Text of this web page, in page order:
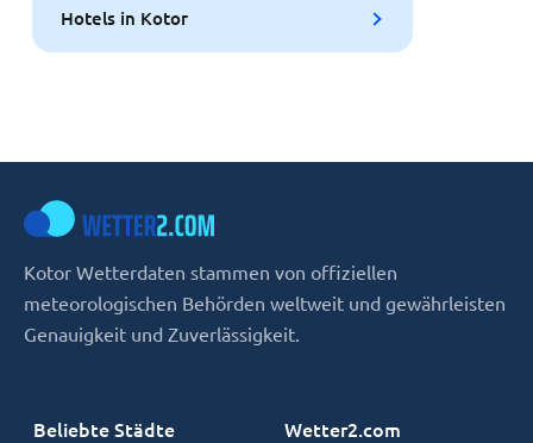
Hotels in Kotor
Kotor Wetterdaten stammen von offiziellen
meteorologischen Behörden weltweit und gewährleisten
Genauigkeit und Zuverlässigkeit.
Beliebte Städte Wetter2.com